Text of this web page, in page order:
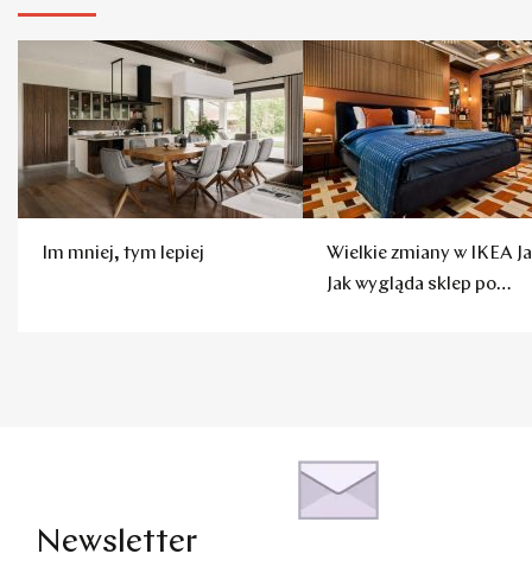
Im mniej, tym lepiej
Wielkie zmiany w IKEA
Jak wygląda sklep po
Newsletter